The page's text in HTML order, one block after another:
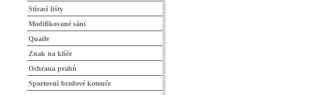
Stírací lišty
Modifikované sání
Quaife
Znak na klíče
Ochrana prahů
Sportovní brzdové kotouče